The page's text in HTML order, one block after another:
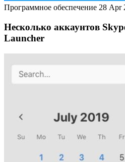
Программное обеспечение 28 Apr
Несколько аккаунтов
Launcher